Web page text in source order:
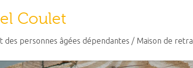
Coulet
des personnes âgées dépendantes / Maison de